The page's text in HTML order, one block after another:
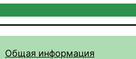
Общая информация